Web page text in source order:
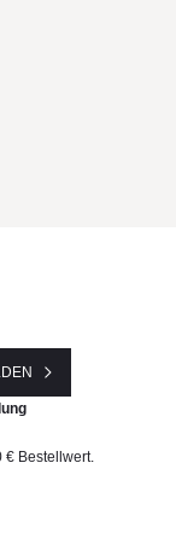
€ Bestellwert.